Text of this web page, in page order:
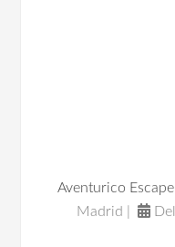
Aventurico
Madrid |